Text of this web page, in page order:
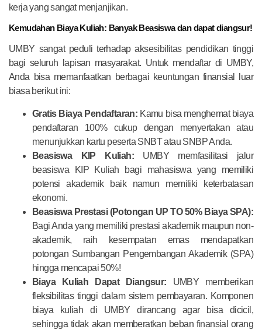
kerja yang sangat menjanjikan.
Kemudahan Biaya Kuliah: Banyak Beasiswa dan dapat diangsur!
UMBY sangat peduli terhadap aksesibilitas pendidikan tinggi
bagi seluruh lapisan masyarakat. Untuk mendaftar di UMBY,
Anda bisa memanfaatkan berbagai keuntungan finansial luar
biasa berikut ini:
Gratis Biaya Pendaftaran: Kamu bisa menghemat biaya
pendaftaran 100% cukup dengan menyertakan atau
menunjukkan kartu peserta SNBT atau SNBP Anda.
Beasiswa KIP Kuliah: UMBY memfasilitasi jalur
beasiswa KIP Kuliah bagi mahasiswa yang memiliki
potensi akademik baik namun memiliki keterbatasan
ekonomi.
Beasiswa Prestasi (Potongan UP TO 50% Biaya SPA):
Bagi Anda yang memiliki prestasi akademik maupun non-
akademik, raih kesempatan emas mendapatkan
potongan Sumbangan Pengembangan Akademik (SPA)
hingga mencapai 50%!
Biaya Kuliah Dapat Diangsur: UMBY memberikan
fleksibilitas tinggi dalam sistem pembayaran. Komponen
biaya kuliah di UMBY dirancang agar bisa dicicil,
sehingga tidak akan memberatkan beban finansial orang